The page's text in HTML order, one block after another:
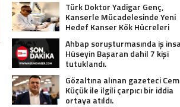
Türk Doktor Yadigar Genç,
Kanserle Mücadelesinde Yeni
Hedef Kanser Kök Hücreleri
Ahbap soruşturmasında iş
Hüseyin Başaran dahil 7 kişi
tutuklandı.
Gözaltına alınan gazeteci Cem
Küçük ile ilgili çarpıcı bir iddia
ortaya atıldı.